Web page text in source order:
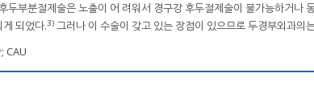
두부분절제술은 노출이 어 려워서 경구강 후두절제술이 불가능하거나
되었다.3) 그러나 이 수술이 갖고 있는 장점이 있으므로 두경부외과의
CAU